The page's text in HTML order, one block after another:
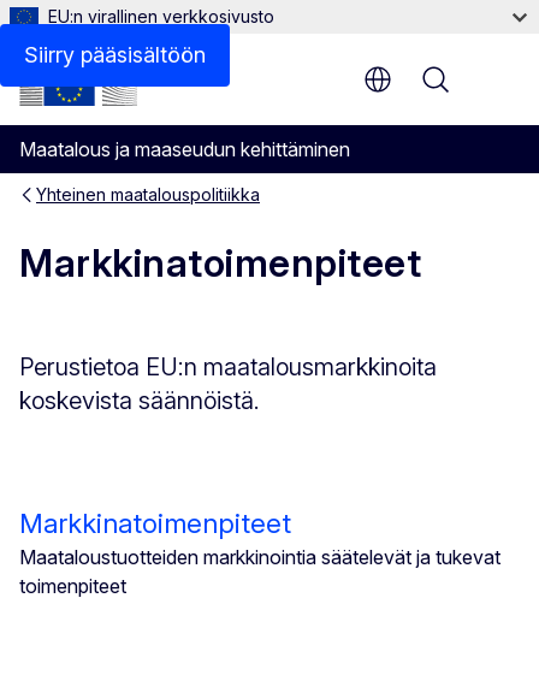
Siirry pääsisältöön
EU:n virallinen verkkosivusto
Maatalous ja maaseudun kehittäminen
Menu
Yhteinen maatalouspolitiikka
Markkinatoimenpiteet
Perustietoa EU:n maatalousmarkkinoita
koskevista säännöistä.
Markkinatoimenpiteet
Maataloustuotteiden markkinointia säätelevät ja tukevat
toimenpiteet